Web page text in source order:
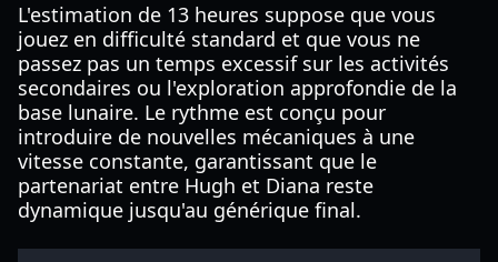
L'estimation de 13 heures suppose que vous
jouez en difficulté standard et que vous ne
passez pas un temps excessif sur les activités
secondaires ou l'exploration approfondie de la
base lunaire. Le rythme est conçu pour
introduire de nouvelles mécaniques à une
vitesse constante, garantissant que le
partenariat entre Hugh et Diana reste
dynamique jusqu'au générique final.